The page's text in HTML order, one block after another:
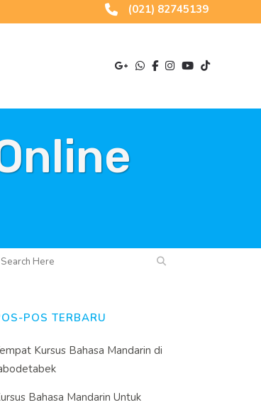
(021) 82745139
POS TERBARU
Kursus Bahasa Mandarin di
Bahasa Mandarin Untuk